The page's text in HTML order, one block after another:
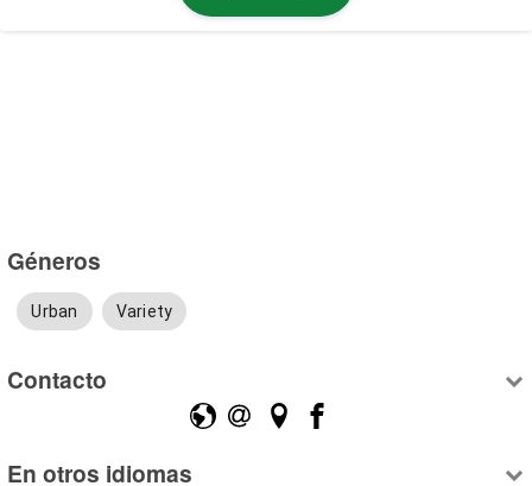
Géneros
Urban Variety
Contacto
En otros idiomas